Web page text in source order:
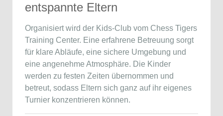
entspannte Eltern
Organisiert wird der Kids-Club vom Chess Tigers
Training Center. Eine erfahrene Betreuung sorgt
für klare Abläufe, eine sichere Umgebung und
eine angenehme Atmosphäre. Die Kinder
werden zu festen Zeiten übernommen und
betreut, sodass Eltern sich ganz auf ihr eigenes
Turnier konzentrieren können.